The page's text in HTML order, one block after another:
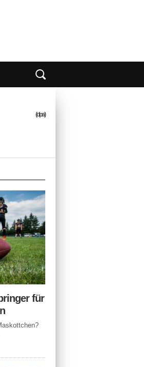
(dpa)
für